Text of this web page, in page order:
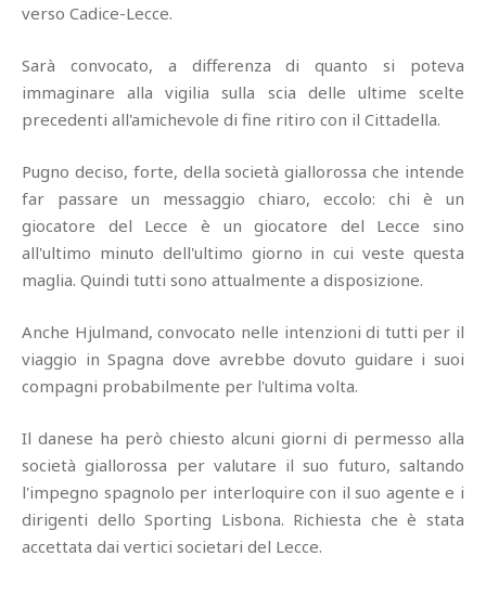
verso Cadice-Lecce.
Sarà convocato, a differenza di quanto si poteva
immaginare alla vigilia sulla scia delle ultime scelte
precedenti all'amichevole di fine ritiro con il Cittadella.
Pugno deciso, forte, della società giallorossa che intende
far passare un messaggio chiaro, eccolo: chi è un
giocatore del Lecce è un giocatore del Lecce sino
all'ultimo minuto dell'ultimo giorno in cui veste questa
maglia. Quindi tutti sono attualmente a disposizione.
Anche Hjulmand, convocato nelle intenzioni di tutti per il
viaggio in Spagna dove avrebbe dovuto guidare i suoi
compagni probabilmente per l'ultima volta.
Il danese ha però chiesto alcuni giorni di permesso alla
società giallorossa per valutare il suo futuro, saltando
l'impegno spagnolo per interloquire con il suo agente e i
dirigenti dello Sporting Lisbona. Richiesta che è stata
accettata dai vertici societari del Lecce.